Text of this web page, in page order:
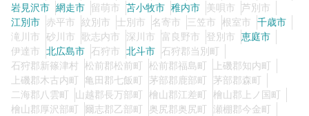
岩見沢市 網走市 留萌市 苫小牧市 稚内市 美唄市
芦別市
江別市
赤平市 紋別市 士別市 名寄市 三笠市 根室市
千歳市
滝川市
砂川市 歌志内市 深川市 富良野市 登別市
恵庭市
伊達市
北広島市 石狩市 北斗市
石狩郡当別町
石狩郡新篠津村
松前郡松前町 松前郡福島町
上磯郡知内町
上磯郡木古内町
亀田郡七飯町 茅部郡鹿部町
茅部郡森町
二海郡八雲町
山越郡長万部町 檜山郡江差町
檜山郡上ノ国町
檜山郡厚沢部町
爾志郡乙部町 奥尻郡奥尻町
瀬棚郡今金町